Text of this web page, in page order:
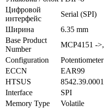
Цифровой
интерфейс
Serial (SPI)
Ширина
6.35 mm
Base Product
Number
MCP4151 ->,
Configuration
Potentiometer
ECCN
EAR99
HTSUS
8542.39.0001
Interface
SPI
Memory Type
Volatile